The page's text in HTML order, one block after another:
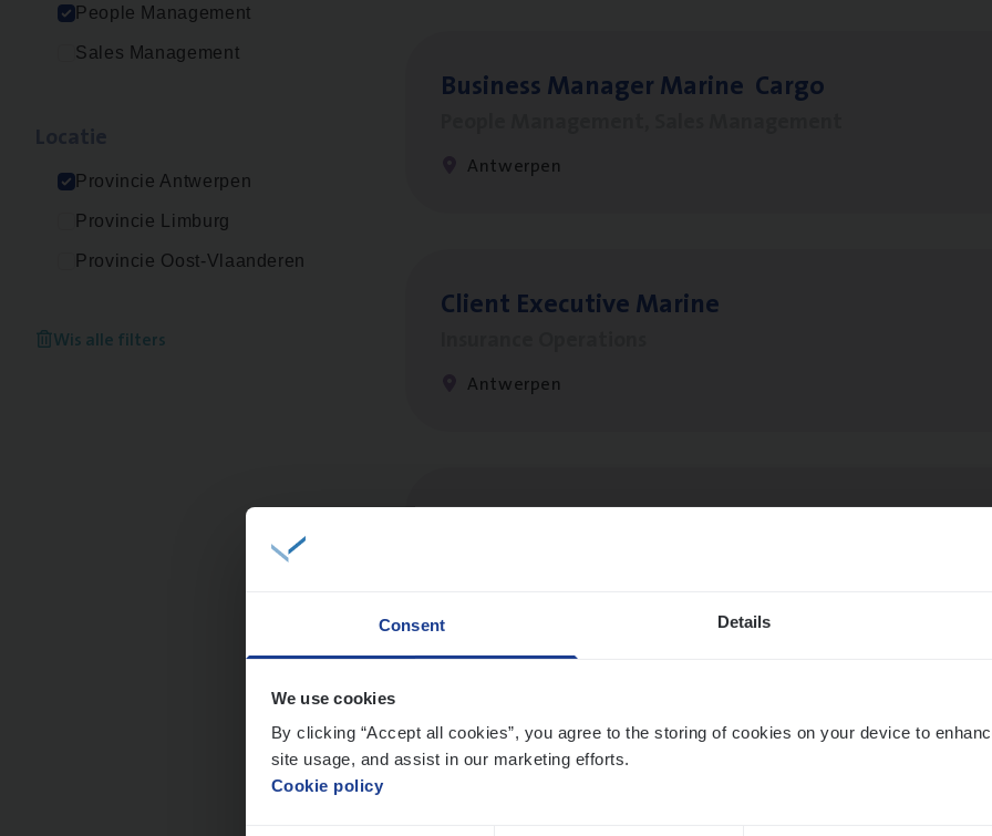
Consent Details
We use cookies
By clicking “Accept all cookies”, you agree to the storing of cookies on your device to
site usage, and assist in our marketing efforts.
Cookie policy
People Management
Sales Management
Provincie Antwerpen
Provincie Limburg
Provincie Oost-Vlaanderen
Wis alle filters
Busi­ness Mana­ger Mari­ne Cargo
Antwerpen
Client Exe­cu­ti­ve Marine
Antwerpen
Cus­to­mer Care Expert
Dos­sier­be­heer­der Gewaar­borgd Inkomen
Insurance Operations